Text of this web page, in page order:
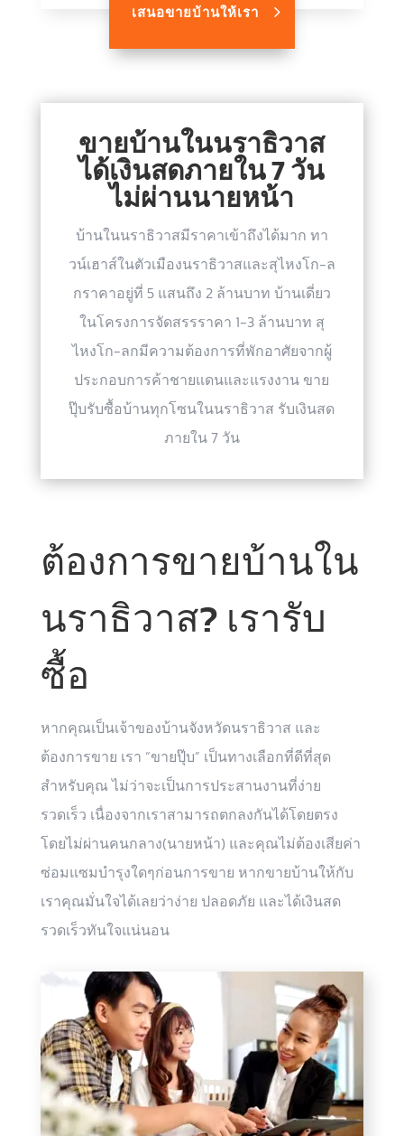
เสนอขายบ้านให้เรา
ขายบ้านในนราธิวาส
ได้เงินสดภายใน 7 วัน
ไม่ผ่านนายหน้า
บ้านในนราธิวาสมีราคาเข้าถึงได้มาก ทา
วน์เฮาส์ในตัวเมืองนราธิวาสและสุไหงโก-ล
กราคาอยู่ที่ 5 แสนถึง 2 ล้านบาท บ้านเดี่ยว
ในโครงการจัดสรรราคา 1-3 ล้านบาท สุ
ไหงโก-ลกมีความต้องการที่พักอาศัยจากผู้
ประกอบการค้าชายแดนและแรงงาน ขาย
ปุ๊บรับซื้อบ้านทุกโซนในนราธิวาส รับเงินสด
ภายใน 7 วัน
ต้องการขายบ้านใน
นราธิวาส? เรารับ
ซื้อ
หากคุณเป็นเจ้าของบ้านจังหวัดนราธิวาส และ
ต้องการขาย เรา “ขายปุ๊บ” เป็นทางเลือกที่ดีที่สุด
สำหรับคุณ ไม่ว่าจะเป็นการประสานงานที่ง่าย
รวดเร็ว เนื่องจากเราสามารถตกลงกันได้โดยตรง
โดยไม่ผ่านคนกลาง(นายหน้า) และคุณไม่ต้องเสียค่า
ซ่อมแซมบำรุงใดๆก่อนการขาย หากขายบ้านให้กับ
เราคุณมั่นใจได้เลยว่าง่าย ปลอดภัย และได้เงินสด
รวดเร็วทันใจแน่นอน